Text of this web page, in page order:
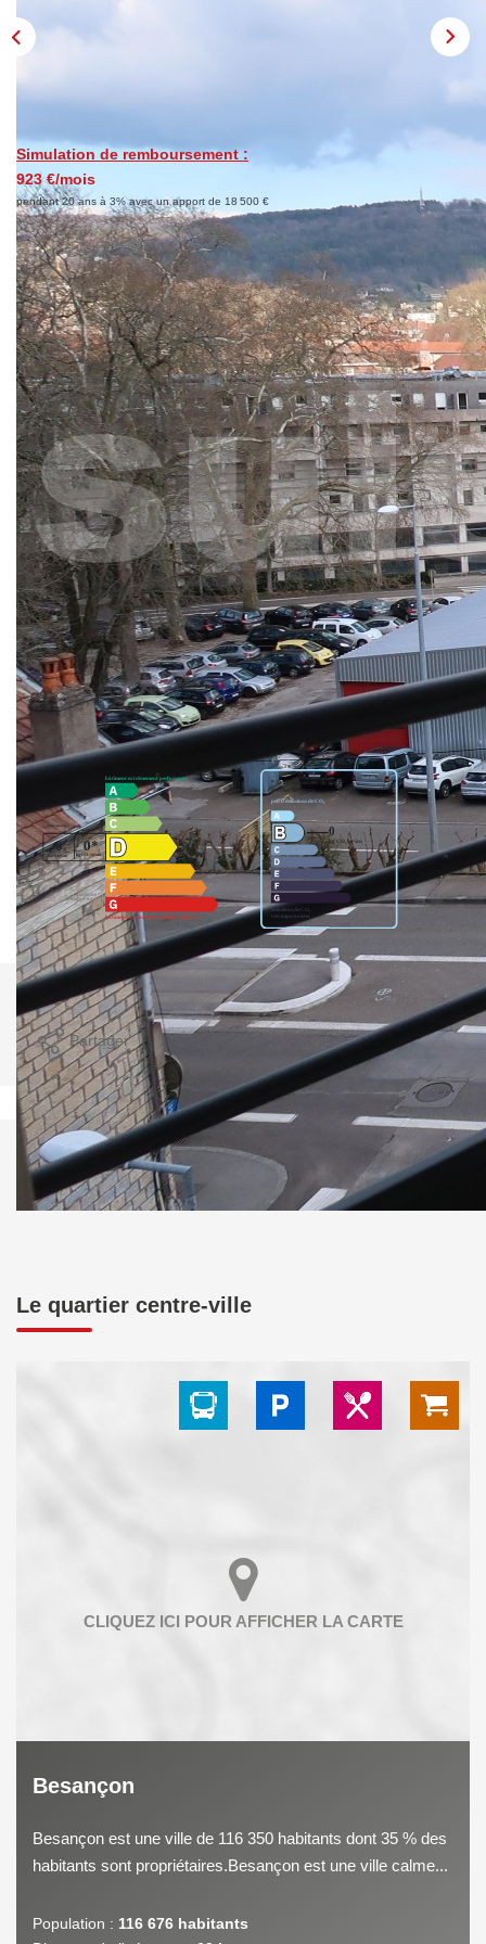
FAIRE GÉRER
NOTRE AGENCE
Simulation de remboursement :
923 €/mois
pendant 20 ans à 3% avec un apport de 18 500 €
Description
Réf : 41291
Ref BE6130, Emplacement privilégié, quartier la Butte dans
une copropriété de standing, au 4€ étage avec ascenseur
agréable appartement de 93 m2, équipée d'un vaste salon
séjour lumineux ouvert sur une terrasse de 8 m2 avec vue
sur Chamars et la citadelle, une cuisine équipée, trois
chambres, une salle de bains, un WC indépendant,
nombreux rangements, entièrement repeint en blanc, un
garage, une cave, charge 150 euros/mois, à pied, proche
tous commerces, bus, tram, écoles, cet appartement
exprime charme et qualité de vie.
Nos honoraires Nous contacter
Diagnostics énergétiques
Imprimer
Partager Calculer mon budget
Le quartier centre-ville
Besançon
Besançon est une ville de 116 350 habitants dont 35 % des
habitants sont propriétaires.Besançon est une ville calme...
Population : 116 676 habitants